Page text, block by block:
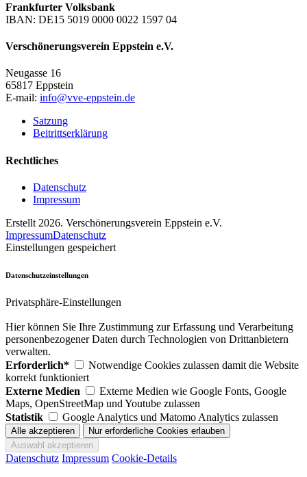
Frankfurter Volksbank
IBAN: DE15 5019 0000 0022 1597 04
Verschönerungsverein Eppstein e.V.
Neugasse 16
65817 Eppstein
E-mail: info@vve-eppstein.de
Satzung
Beitrittserklärung
Rechtliches
Datenschutz
Impressum
Erstellt 2026. Verschönerungsverein Eppstein e.V.
ImpressumDatenschutz
Einstellungen gespeichert
Datenschutzeinstellungen
Privatsphäre-Einstellungen
Hier können Sie Ihre Zustimmung zur Erfassung und Verarbeitung
personenbezogener Daten durch Technologien von Drittanbietern
verwalten.
Erforderlich*
Notwendige Cookies zulassen damit die Website
korrekt funktioniert
Externe Medien
Externe Medien wie Google Fonts, Google
Maps, OpenStreetMap und Youtube zulassen
Statistik
Google Analytics und Matomo Analytics zulassen
Datenschutz Impressum Cookie-Details